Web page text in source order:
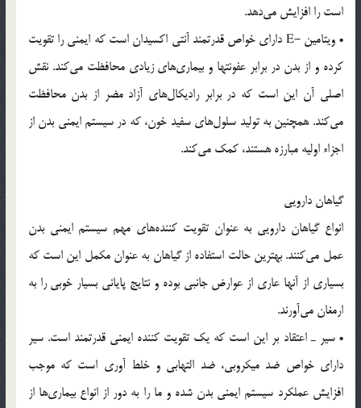
است را افزایش می‌دهد.
• ویتامین -E دارای خواص قدرتمند آنتی اکسیدان است که ایمنی را تقویت
کرده و از بدن در برابر عفونتها و بیماری‌های زیادی محافظت می‌کند. نقش
اصلی آن این است که در برابر رادیکال‌های آزاد مضر از بدن محافظت
می‌کند. همچنین به تولید سلول‌های سفید خون، که در سیستم ایمنی بدن از
اجزاء اولیه مبارزه هستند، کمک می‌کند.
گیاهان دارویی
انواع گیاهان دارویی به عنوان تقویت کننده‌های مهم سیستم ایمنی بدن
عمل می‌کنند. بهترین حالت استفاده از گیاهان به عنوان مکمل این است که
بسیاری از آنها عاری از عوارض جانبی بوده و نتایج پایانی بسیار خوبی را به
ارمغان می‌آورند.
• سیر ـ اعتقاد بر این است که یک تقویت کننده ایمنی قدرتمند است. سیر
دارای خواص ضد میکروبی، ضد التهابی و خلط آوری است که موجب
افزایش عملکرد سیستم ایمنی بدن شده و ما را به دور از انواع بیماری‌ها از